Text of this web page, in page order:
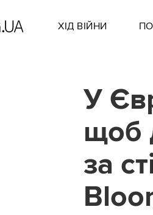
ХІД ВІЙНИ
У
щоб
за